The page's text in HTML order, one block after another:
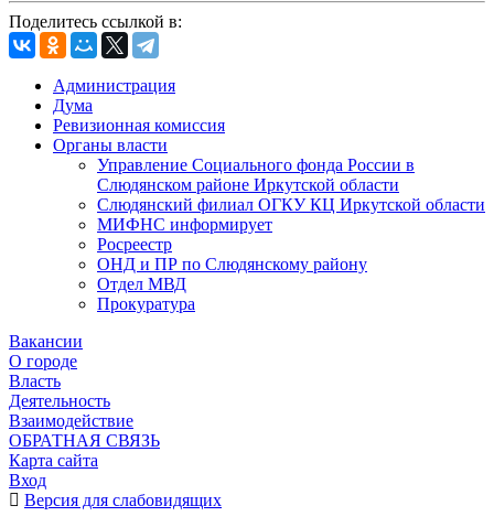
Поделитесь ссылкой в:
Администрация
Дума
Ревизионная комиссия
Органы власти
Управление Социального фонда России в
Слюдянском районе Иркутской области
Слюдянский филиал ОГКУ КЦ Иркутской области
МИФНС информирует
Росреестр
ОНД и ПР по Слюдянскому району
Отдел МВД
Прокуратура
Вакансии
О городе
Власть
Деятельность
Взаимодействие
ОБРАТНАЯ СВЯЗЬ
Карта сайта
Вход
Версия для слабовидящих